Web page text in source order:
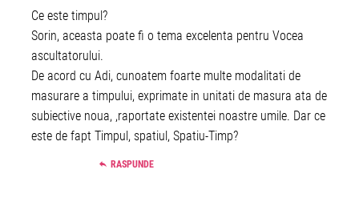
Ce este timpul?
Sorin, aceasta poate fi o tema excelenta pentru Vocea
ascultatorului.
De acord cu Adi, cunoatem foarte multe modalitati de
masurare a timpului, exprimate in unitati de masura ata de
subiective noua, ,raportate existentei noastre umile. Dar ce
este de fapt Timpul, spatiul, Spatiu-Timp?
RASPUNDE